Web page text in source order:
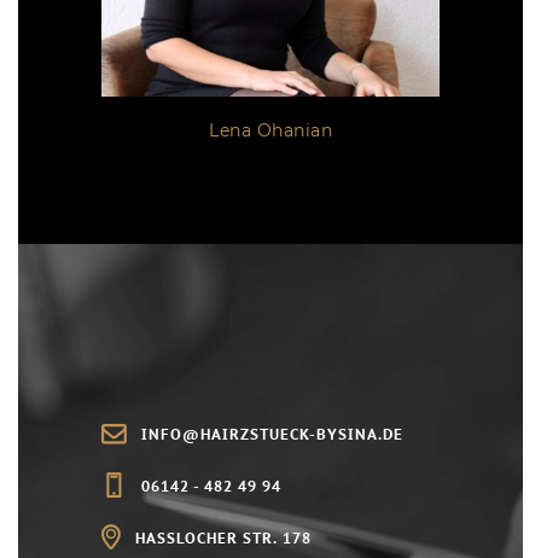
Lena Ohanian
INFO@HAIRZSTUECK-BYSINA.DE
06142 - 482 49 94
HASSLOCHER STR. 178